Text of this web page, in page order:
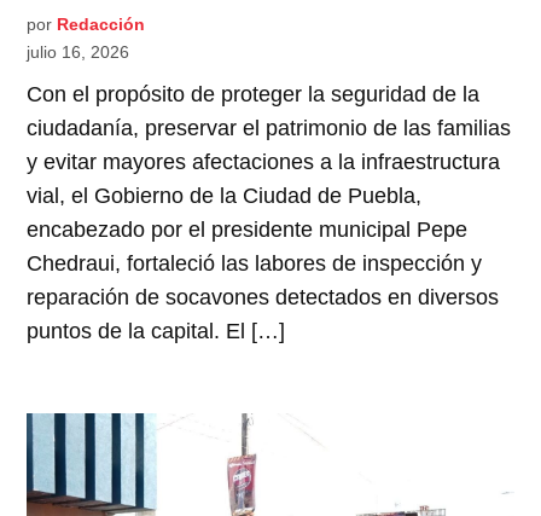
por Redacción
julio 16, 2026
Con el propósito de proteger la seguridad de la
ciudadanía, preservar el patrimonio de las familias
y evitar mayores afectaciones a la infraestructura
vial, el Gobierno de la Ciudad de Puebla,
encabezado por el presidente municipal Pepe
Chedraui, fortaleció las labores de inspección y
reparación de socavones detectados en diversos
puntos de la capital. El […]